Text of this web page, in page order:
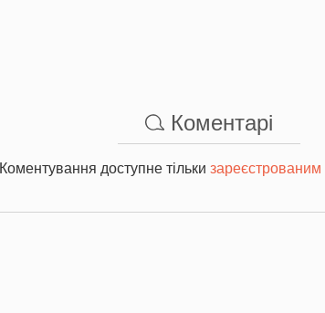
Коментарі
Коментування доступне тільки зареєстрованим